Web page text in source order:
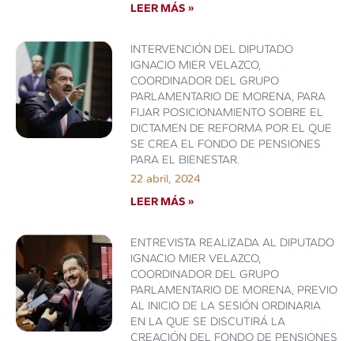
LEER MÁS »
INTERVENCIÓN DEL DIPUTADO
IGNACIO MIER VELAZCO,
COORDINADOR DEL GRUPO
PARLAMENTARIO DE MORENA, PARA
FIJAR POSICIONAMIENTO SOBRE EL
DICTAMEN DE REFORMA POR EL QUE
SE CREA EL FONDO DE PENSIONES
PARA EL BIENESTAR.
22 abril, 2024
LEER MÁS »
ENTREVISTA REALIZADA AL DIPUTADO
IGNACIO MIER VELAZCO,
COORDINADOR DEL GRUPO
PARLAMENTARIO DE MORENA, PREVIO
AL INICIO DE LA SESIÓN ORDINARIA
EN LA QUE SE DISCUTIRÁ LA
CREACIÓN DEL FONDO DE PENSIONES